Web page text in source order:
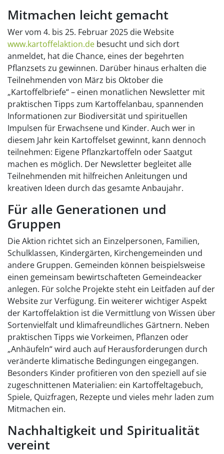
Mitmachen leicht gemacht
Wer vom 4. bis 25. Februar 2025 die Website
www.kartoffelaktion.de besucht und sich dort
anmeldet, hat die Chance, eines der begehrten
Pflanzsets zu gewinnen. Darüber hinaus erhalten die
Teilnehmenden von März bis Oktober die
„Kartoffelbriefe“ – einen monatlichen Newsletter mit
praktischen Tipps zum Kartoffelanbau, spannenden
Informationen zur Biodiversität und spirituellen
Impulsen für Erwachsene und Kinder. Auch wer in
diesem Jahr kein Kartoffelset gewinnt, kann dennoch
teilnehmen: Eigene Pflanzkartoffeln oder Saatgut
machen es möglich. Der Newsletter begleitet alle
Teilnehmenden mit hilfreichen Anleitungen und
kreativen Ideen durch das gesamte Anbaujahr.
Für alle Generationen und
Gruppen
Die Aktion richtet sich an Einzelpersonen, Familien,
Schulklassen, Kindergärten, Kirchengemeinden und
andere Gruppen. Gemeinden können beispielsweise
einen gemeinsam bewirtschafteten Gemeindeacker
anlegen. Für solche Projekte steht ein Leitfaden auf der
Website zur Verfügung. Ein weiterer wichtiger Aspekt
der Kartoffelaktion ist die Vermittlung von Wissen über
Sortenvielfalt und klimafreundliches Gärtnern. Neben
praktischen Tipps wie Vorkeimen, Pflanzen oder
„Anhäufeln“ wird auch auf Herausforderungen durch
veränderte klimatische Bedingungen eingegangen.
Besonders Kinder profitieren von den speziell auf sie
zugeschnittenen Materialien: ein Kartoffeltagebuch,
Spiele, Quizfragen, Rezepte und vieles mehr laden zum
Mitmachen ein.
Nachhaltigkeit und Spiritualität
vereint